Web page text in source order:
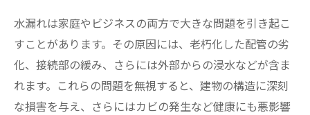
水漏れは家庭やビジネスの両方で大きな問題を引き起こ
すことがあります。その原因には、老朽化した配管の劣
化、接続部の緩み、さらには外部からの浸水などが含ま
れます。これらの問題を無視すると、建物の構造に深刻
な損害を与え、さらにはカビの発生など健康にも悪影響